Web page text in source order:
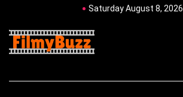
Saturday August 8, 2026